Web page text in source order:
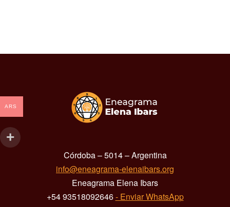
Córdoba – 5014 – Argentina
info@eneagrama-elenaibars.org
Eneagrama Elena Ibars
+54 93518092646- Enviar WhatsApp
ARS